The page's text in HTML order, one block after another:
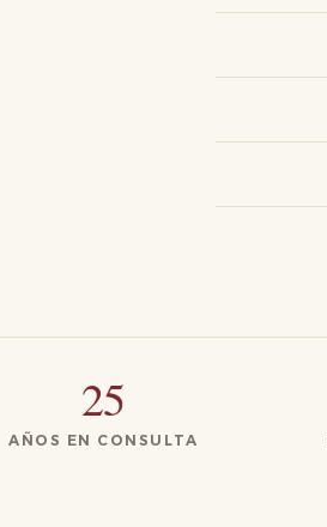
25
AÑOS EN CONSULTA